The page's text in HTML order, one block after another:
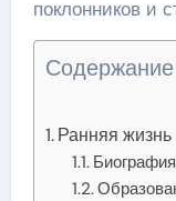
поклонников и
Содержание
Ранняя